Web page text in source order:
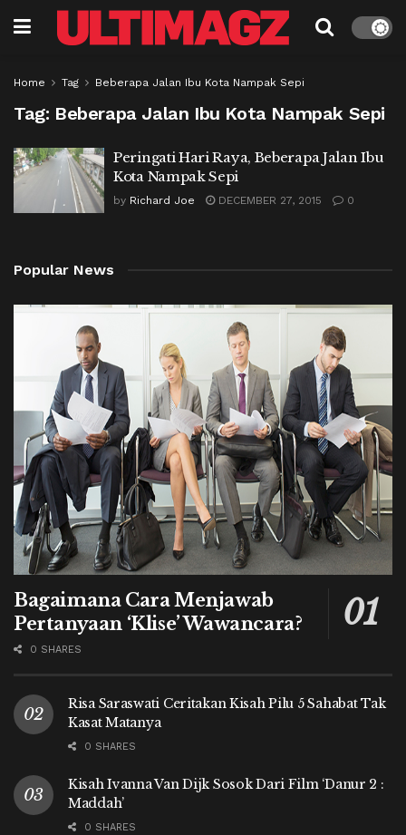
Home Tag Beberapa Jalan Ibu Kota Nampak Sepi
Tag: Beberapa Jalan Ibu Kota Nampak Sepi
Peringati Hari Raya, Beberapa Jalan Ibu
Kota Nampak Sepi
by Richard Joe DECEMBER 27, 2015 0
Popular News
Bagaimana Cara Menjawab
Pertanyaan ‘Klise’ Wawancara?
0 SHARES
Risa Saraswati Ceritakan Kisah Pilu 5 Sahabat Tak
Kasat Matanya
0 SHARES
Kisah Ivanna Van Dijk Sosok Dari Film ‘Danur 2 :
Maddah’
0 SHARES